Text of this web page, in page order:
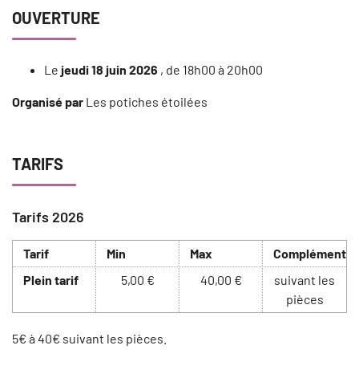
OUVERTURE
Le jeudi 18 juin 2026 , de 18h00 à 20h00
Organisé par Les potiches étoilées
TARIFS
Tarifs 2026
Tarif Min Max
Complément
Plein tarif
5,00 € 40,00 €
suivant les
pièces
5€ à 40€ suivant les pièces.